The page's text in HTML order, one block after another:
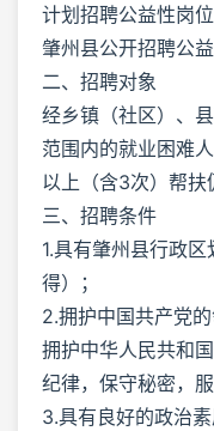
计划招聘公益性岗
肇州县公开招聘公
二、招聘对象
经乡镇（社区）、
范围内的就业困难
以上（含3次）帮扶
三、招聘条件
1.具有肇州县行政
得）；
2.拥护中国共产党
拥护中华人民共和
纪律，保守秘密，
3.具有良好的政治